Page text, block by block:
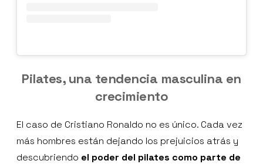
Pilates, una tendencia masculina en
crecimiento
El caso de Cristiano Ronaldo no es único. Cada vez
más hombres están dejando los prejuicios atrás y
descubriendo el poder del pilates como parte de